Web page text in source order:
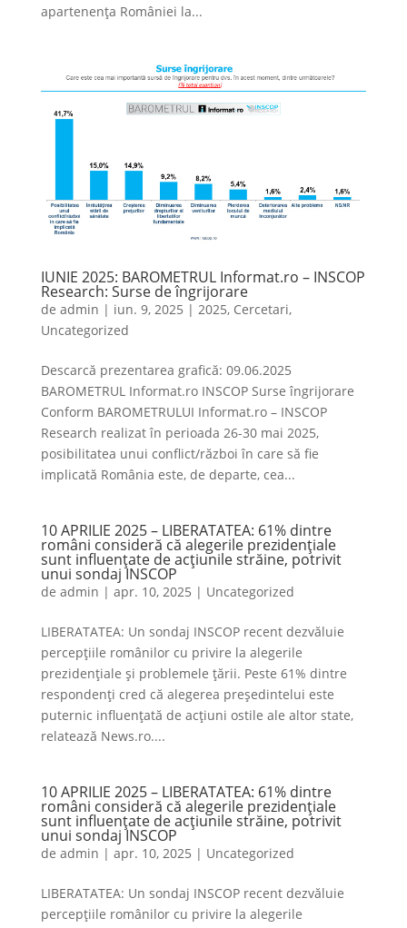
apartenența României la...
IUNIE 2025: BAROMETRUL Informat.ro – INSCOP
Research: Surse de îngrijorare
de admin | iun. 9, 2025 | 2025, Cercetari,
Uncategorized
Descarcă prezentarea grafică: 09.06.2025
BAROMETRUL Informat.ro INSCOP Surse îngrijorare
Conform BAROMETRULUI Informat.ro – INSCOP
Research realizat în perioada 26-30 mai 2025,
posibilitatea unui conflict/război în care să fie
implicată România este, de departe, cea...
10 APRILIE 2025 – LIBERATATEA: 61% dintre
români consideră că alegerile prezidențiale
sunt influențate de acțiunile străine, potrivit
unui sondaj INSCOP
de admin | apr. 10, 2025 | Uncategorized
LIBERATATEA: Un sondaj INSCOP recent dezvăluie
percepțiile românilor cu privire la alegerile
prezidențiale și problemele țării. Peste 61% dintre
respondenți cred că alegerea președintelui este
puternic influențată de acțiuni ostile ale altor state,
relatează News.ro....
10 APRILIE 2025 – LIBERATATEA: 61% dintre
români consideră că alegerile prezidențiale
sunt influențate de acțiunile străine, potrivit
unui sondaj INSCOP
de admin | apr. 10, 2025 | Uncategorized
LIBERATATEA: Un sondaj INSCOP recent dezvăluie
percepțiile românilor cu privire la alegerile